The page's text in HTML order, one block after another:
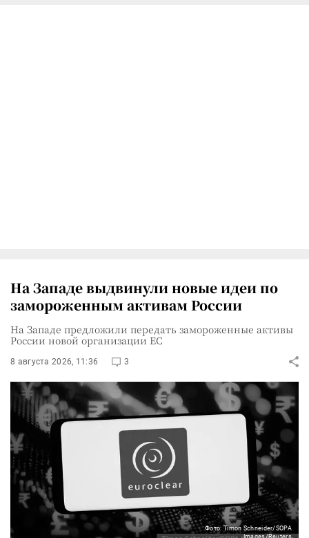
На Западе выдвинули новые идеи по
замороженным активам России
На Западе предложили передать замороженные активы
России новой организации ЕС
8 августа 2026, 11:36 3
Фото: Timon Schneider/SOPA
Images/Reuters